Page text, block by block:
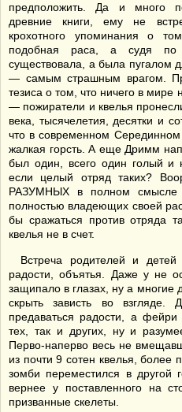
предположить. Да и много
древние книги, ему не
крохотного упоминания о
подобная раса, а судя по
существовала, а была пугалом
— самым страшным врагом.
тезиса о том, что ничего в мире
— пожиратели и квелья
века, тысячелетия, десятки и
что в современном
жалкая горсть. А еще Дримм
был один, всего один голый и
если целый отряд таких?
РАЗУМНЫХ в полном смысле
полностью владеющих своей
бы сражаться против отряда
квелья не в счет.
Встреча родителей и
радости, объятья. Даже у не
защипало в глазах, ну а многие
скрыть зависть во
предаваться радости, а фейри
тех, так и других, ну и
Перво-наперво весь не
из почти 9 сотен квелья, более
зомби переместился в другой
вернее у поставленного на
призванные скелеты.